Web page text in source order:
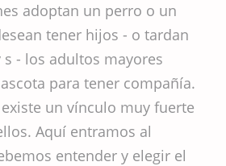
adoptan un perro o un
tener hijos - o tardan
- los adultos mayores
para tener compañía.
un vínculo muy fuerte
Aquí entramos al
entender y elegir el